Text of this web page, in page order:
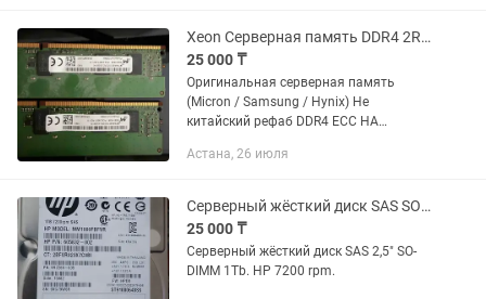
Xeon Серверная память DDR4 2Rx4 ECC RDIMM
25 000 ₸
Оригинальная серверная память
(Micron / Samsung / Hynix) Не
китайский рефаб DDR4 ECC НА
ПОДОЙДУТ! Только XEON Подходит
Lenovo /...
Астана, 26 июля
Серверный жёсткий диск SAS SO-Dimm 1Tb
25 000 ₸
Серверный жёсткий диск SAS 2,5" SO-
DIMM 1Tb. HP 7200 rpm.